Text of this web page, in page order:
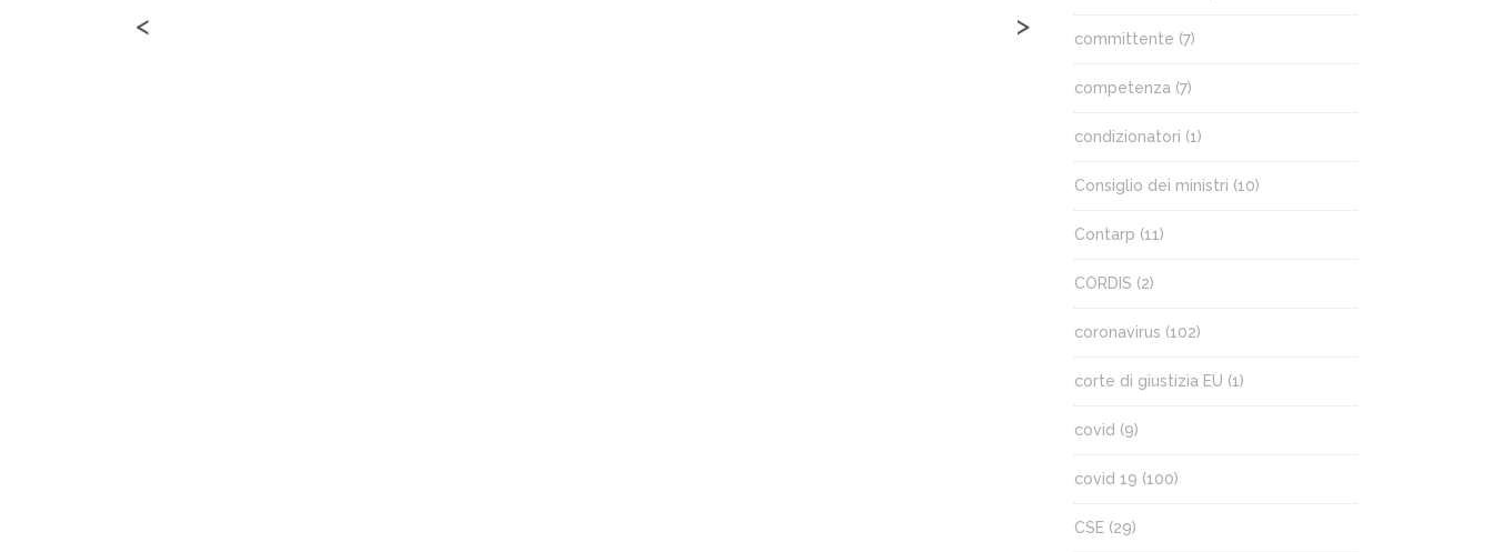
< > committente (7)
competenza (7)
condizionatori (1)
Consiglio dei ministri (10)
Contarp (11)
CORDIS (2)
coronavirus (102)
corte di giustizia EU (1)
covid (9)
covid 19 (100)
CSE (29)